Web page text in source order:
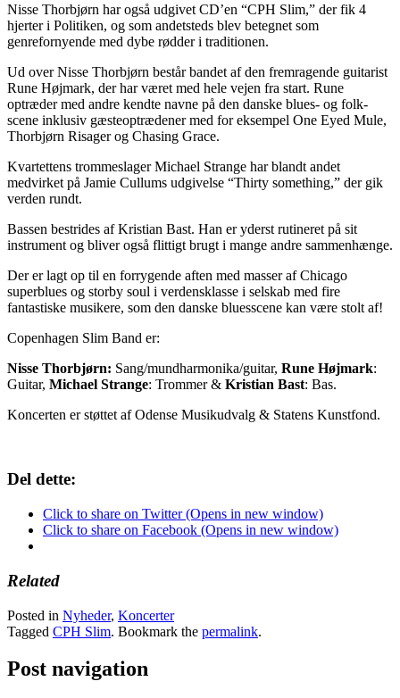
Nisse Thorbjørn har også udgivet CD’en “CPH Slim,” der fik 4
hjerter i Politiken, og som andetsteds blev betegnet som
genrefornyende med dybe rødder i traditionen.
Ud over Nisse Thorbjørn består bandet af den fremragende guitarist
Rune Højmark, der har været med hele vejen fra start. Rune
optræder med andre kendte navne på den danske blues- og folk-
scene inklusiv gæsteoptrædener med for eksempel One Eyed Mule,
Thorbjørn Risager og Chasing Grace.
Kvartettens trommeslager Michael Strange har blandt andet
medvirket på Jamie Cullums udgivelse “Thirty something,” der gik
verden rundt.
Bassen bestrides af Kristian Bast. Han er yderst rutineret på sit
instrument og bliver også flittigt brugt i mange andre sammenhænge.
Der er lagt op til en forrygende aften med masser af Chicago
superblues og storby soul i verdensklasse i selskab med fire
fantastiske musikere, som den danske bluesscene kan være stolt af!
Copenhagen Slim Band er:
Nisse Thorbjørn: Sang/mundharmonika/guitar, Rune Højmark:
Guitar, Michael Strange: Trommer & Kristian Bast: Bas.
Koncerten er støttet af Odense Musikudvalg & Statens Kunstfond.
Del dette:
Click to share on Twitter (Opens in new window)
Click to share on Facebook (Opens in new window)
Related
Posted in Nyheder, Koncerter
Tagged CPH Slim. Bookmark the permalink.
Post navigation